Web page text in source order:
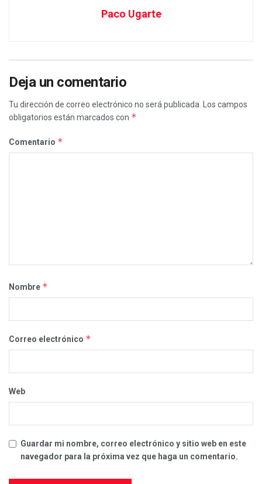
Paco Ugarte
Deja un comentario
Tu dirección de correo electrónico no será publicada.
Los campos
obligatorios están marcados con *
Comentario *
Nombre *
Correo electrónico *
Web
Guardar mi nombre, correo electrónico y sitio web en este
navegador para la próxima vez que haga un comentario.